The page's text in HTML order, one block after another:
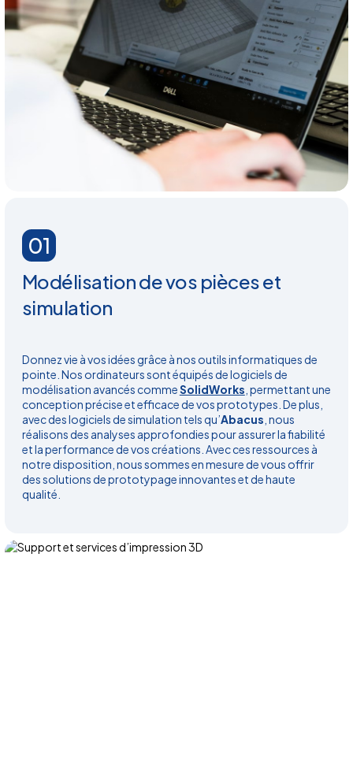
Modélisation de vos pièces et
simulation
01
Donnez vie à vos idées grâce à nos outils informatiques de
pointe. Nos ordinateurs sont équipés de logiciels de
modélisation avancés commeSolidWorks , permettant une
conception précise et efficace de vos prototypes. De plus,
avec des logiciels de simulation tels qu’Abacus , nous
réalisons des analyses approfondies pour assurer la fiabilité
et la performance de vos créations. Avec ces ressources à
notre disposition, nous sommes en mesure de vous offrir
des solutions de prototypage innovantes et de haute
qualité.